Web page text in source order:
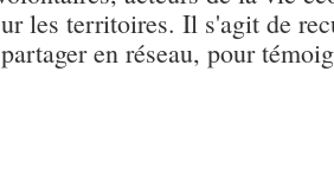
les territoires. Il s'agit de
en réseau, pour